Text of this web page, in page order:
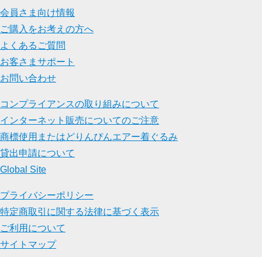
会員さま向け情報
ご購入をお考えの方へ
よくあるご質問
お客さまサポート
お問い合わせ
コンプライアンスの取り組みについて
インターネット販売についてのご注意
商標使用またはどりんぴんエアー着ぐるみ
貸出申請について
Global Site
プライバシーポリシー
特定商取引に関する法律に基づく表示
ご利用について
サイトマップ